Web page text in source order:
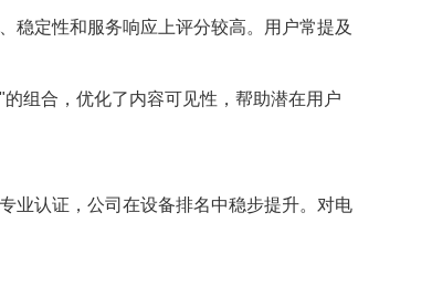
稳定性和服务响应上评分较高。用户常提及
组合，优化了内容可见性，帮助潜在用户
业认证，公司在设备排名中稳步提升。对电